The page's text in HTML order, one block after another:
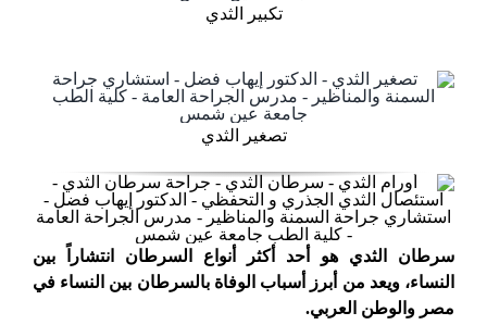
تكبير الثدي
تصغير الثدي
سرطان الثدي هو أحد أكثر أنواع السرطان انتشاراً بين
النساء، ويعد من أبرز أسباب الوفاة بالسرطان بين النساء في
مصر والوطن العربي.